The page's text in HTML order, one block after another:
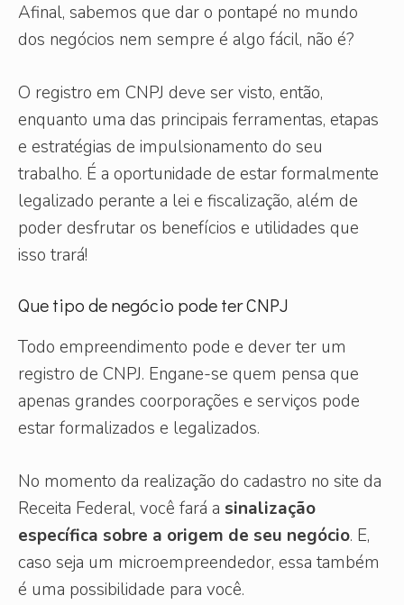
Afinal, sabemos que dar o pontapé no mundo
dos negócios nem sempre é algo fácil, não é?
O registro em CNPJ deve ser visto, então,
enquanto uma das principais ferramentas, etapas
e estratégias de impulsionamento do seu
trabalho. É a oportunidade de estar formalmente
legalizado perante a lei e fiscalização, além de
poder desfrutar os benefícios e utilidades que
isso trará!
Que tipo de negócio pode ter CNPJ
Todo empreendimento pode e dever ter um
registro de CNPJ. Engane-se quem pensa que
apenas grandes coorporações e serviços pode
estar formalizados e legalizados.
No momento da realização do cadastro no site da
Receita Federal, você fará a sinalização
específica sobre a origem de seu negócio. E,
caso seja um microempreendedor, essa também
é uma possibilidade para você.